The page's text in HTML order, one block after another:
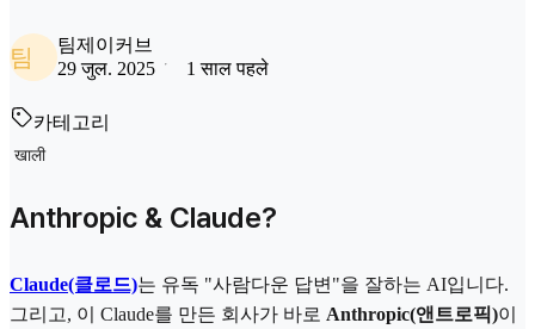
팀
팀제이커브
29 जुल. 2025
1 साल पहले
카테고리
खाली
Anthropic & Claude?
Claude(클로드)는 유독 "사람다운 답변"을 잘하는 AI입니다.
그리고, 이 Claude를 만든 회사가 바로 Anthropic(앤트로픽)이